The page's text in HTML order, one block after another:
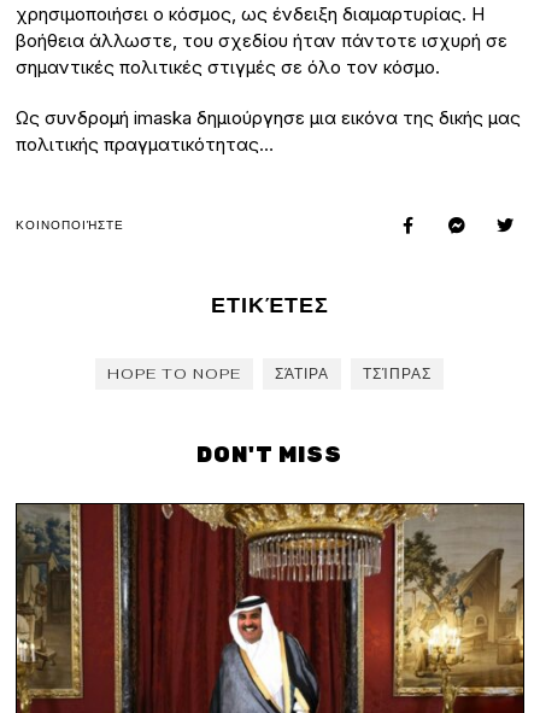
χρησιμοποιήσει ο κόσμος, ως ένδειξη διαμαρτυρίας. Η
βοήθεια άλλωστε, του σχεδίου ήταν πάντοτε ισχυρή σε
σημαντικές πολιτικές στιγμές σε όλο τον κόσμο.
Ως συνδρομή imaska δημιούργησε μια εικόνα της δικής μας
πολιτικής πραγματικότητας…
ΚΟΙΝΟΠΟΙΉΣΤΕ
ΕΤΙΚΈΤΕΣ
HOPE TO NOPE ΣΆΤΙΡΑ ΤΣΊΠΡΑΣ
DON'T MISS